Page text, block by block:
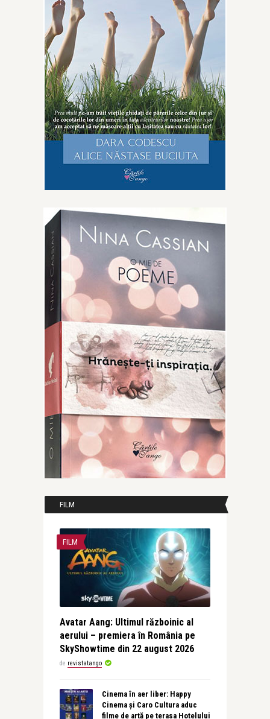
FILM
FILM
Avatar Aang: Ultimul războinic al
aerului – premiera în România pe
SkyShowtime din 22 august 2026
de revistatango
Cinema în aer liber: Happy
Cinema și Caro Cultura aduc
filme de artă pe terasa Hotelului